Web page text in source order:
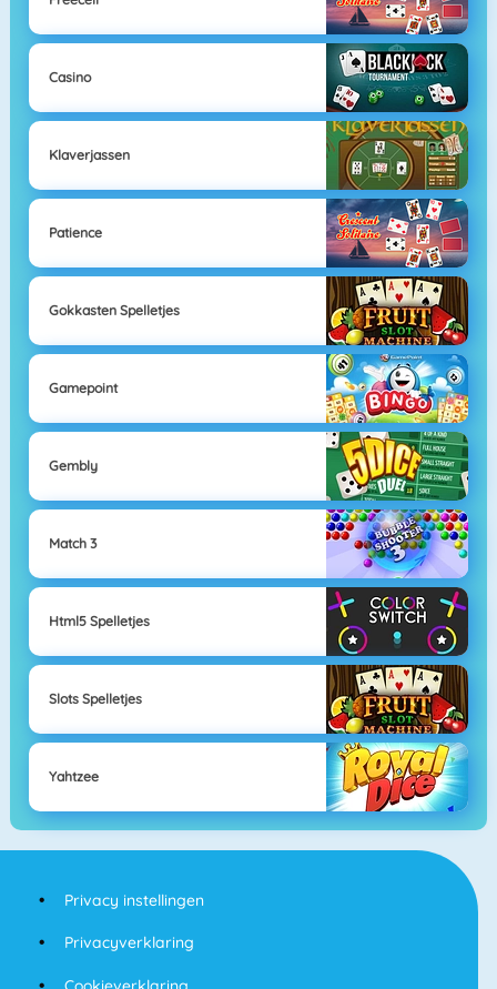
Casino
Klaverjassen
Patience
Gokkasten Spelletjes
Gamepoint
Gembly
Match 3
Html5 Spelletjes
Slots Spelletjes
Yahtzee
Privacy instellingen
Privacyverklaring